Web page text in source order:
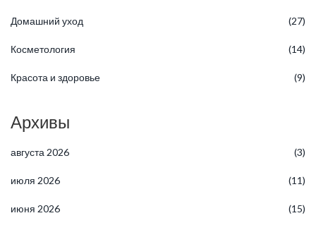
Домашний уход (27)
Косметология (14)
Красота и здоровье (9)
Архивы
августа 2026 (3)
июля 2026 (11)
июня 2026 (15)